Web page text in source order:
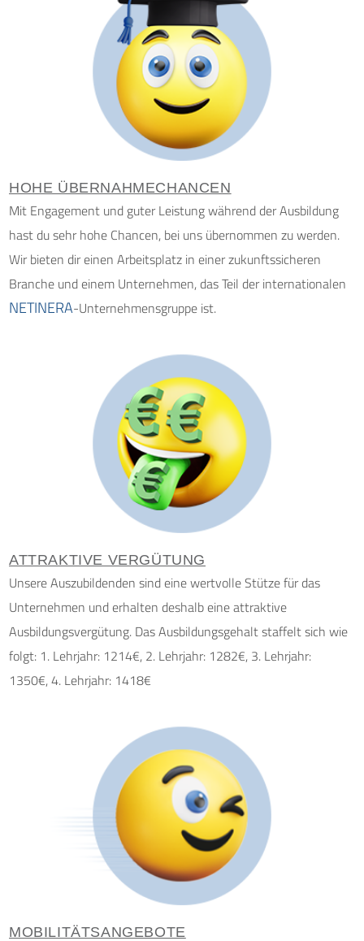
HOHE ÜBERNAHMECHANCEN
Mit Engagement und guter Leistung während der Ausbildung
hast du sehr hohe Chancen, bei uns übernommen zu werden.
Wir bieten dir einen Arbeitsplatz in einer zukunftssicheren
Branche und einem Unternehmen, das Teil der internationalen
NETINERA-Unternehmensgruppe ist.
ATTRAKTIVE VERGÜTUNG
Unsere Auszubildenden sind eine wertvolle Stütze für das
Unternehmen und erhalten deshalb eine attraktive
Ausbildungsvergütung. Das Ausbildungsgehalt staffelt sich wie
folgt: 1. Lehrjahr: 1214€, 2. Lehrjahr: 1282€, 3. Lehrjahr:
1350€, 4. Lehrjahr: 1418€
MOBILITÄTSANGEBOTE